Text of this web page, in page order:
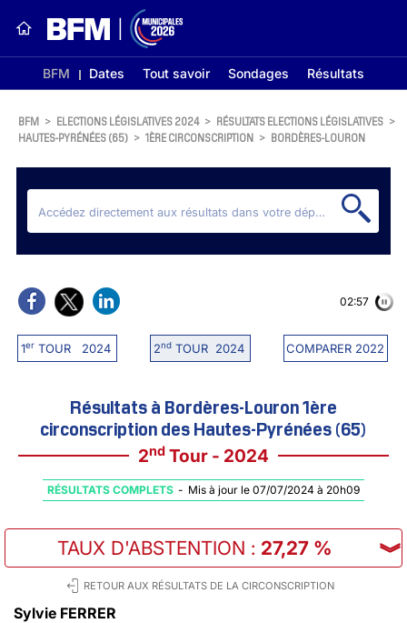
BFM Dates Tout savoir Sondages Résultats
BFM > ELECTIONS LÉGISLATIVES 2024 > RÉSULTATS ELECTIONS LÉGISLATIVES >
HAUTES-PYRÉNÉES (65) > 1ÈRE CIRCONSCRIPTION > BORDÈRES-LOURON
1erTOUR 2024 2ndTOUR 2024 COMPARER 2022
02:56
Résultats à Bordères-Louron 1ère
circonscription des Hautes-Pyrénées (65)
2nd Tour - 2024
RÉSULTATS COMPLETS - Mis à jour le 07/07/2024 à 20h09
TAUX D'ABSTENTION : 27,27 % ︾
RETOUR AUX RÉSULTATS DE LA CIRCONSCRIPTION
Sylvie FERRER